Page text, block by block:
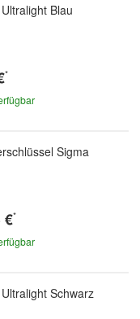
Blau
*
Sigma
€*
Schwarz